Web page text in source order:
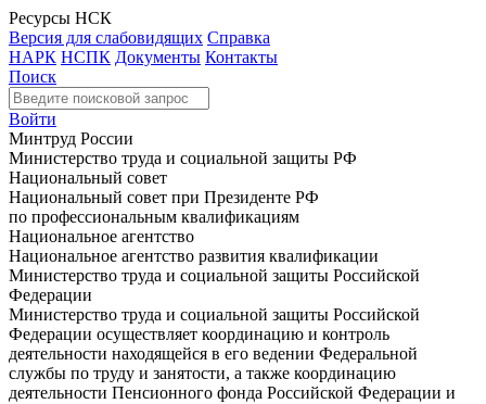
Ресурсы НСК
Версия для слабовидящих Справка
НАРК НСПК Документы Контакты
Поиск
Войти
Минтруд России
Министерство труда и социальной защиты РФ
Национальный совет
Национальный совет при Президенте РФ
по профессиональным квалификациям
Национальное агентство
Национальное агентство развития квалификации
Министерство труда и социальной защиты Российской
Федерации
Министерство труда и социальной защиты Российской
Федерации осуществляет координацию и контроль
деятельности находящейся в его ведении Федеральной
службы по труду и занятости, а также координацию
деятельности Пенсионного фонда Российской Федерации и